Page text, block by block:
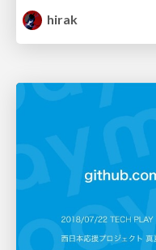
hirak